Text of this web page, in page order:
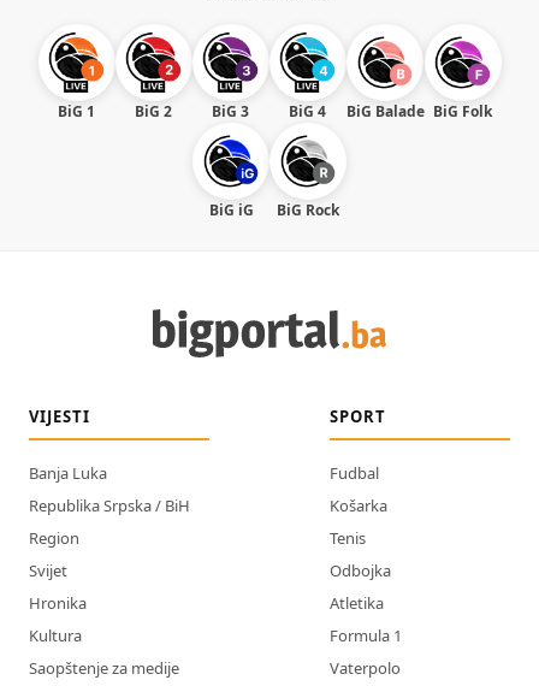
BiG 1 BiG 2 BiG 3 BiG 4 BiG Balade BiG Folk
BiG iG BiG Rock
VIJESTI
Banja Luka
Republika Srpska / BiH
Region
Svijet
Hronika
Kultura
Saopštenje za medije
SPORT
Fudbal
Košarka
Tenis
Odbojka
Atletika
Formula 1
Vaterpolo